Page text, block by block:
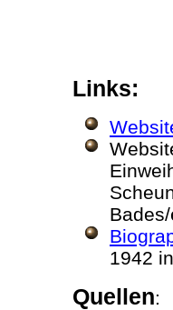
Links:
1942
Quellen